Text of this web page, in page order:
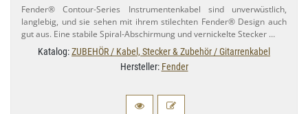
Fender® Contour-​Series Instrumentenkabel sind unverwüstlich,
langlebig, und sie sehen mit ihrem stilechten Fender® Design auch
gut aus. Eine stabile Spiral-​Abschirmung und vernickelte Stecker …
Katalog:ZUBEHÖR / Kabel, Stecker & Zubehör / Gitarrenkabel
Hersteller: Fender